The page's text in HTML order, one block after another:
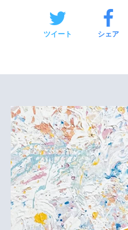
ツイート シェア